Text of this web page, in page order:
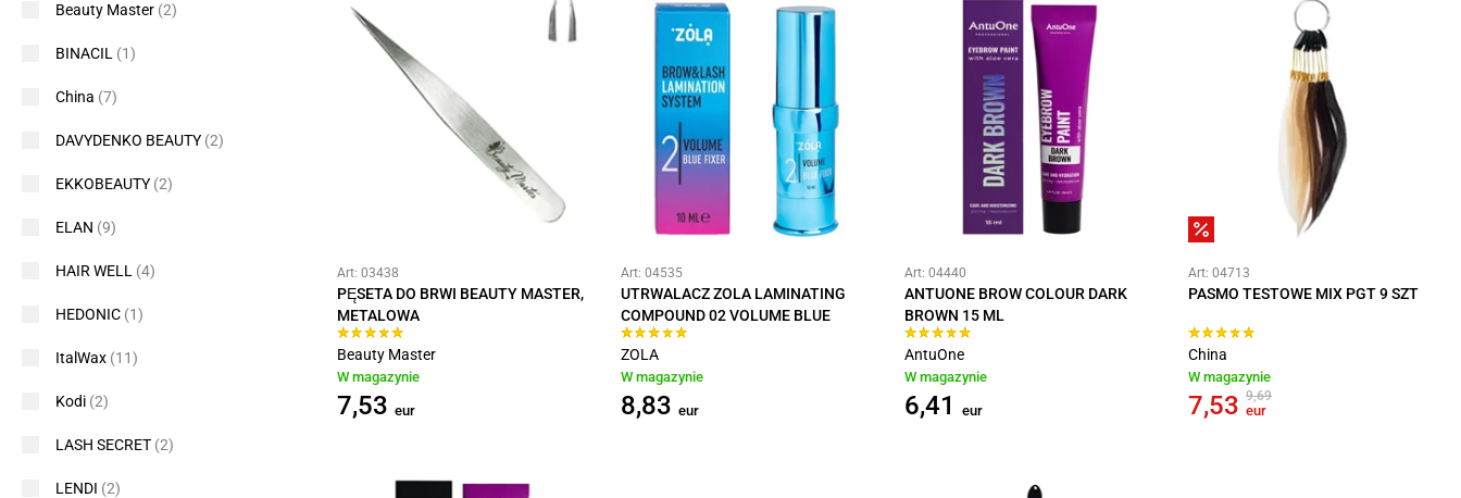
Art: 03438
PĘSETA DO BRWI BEAUTY MASTER,
METALOWA
Beauty Master
W magazynie
7,53 eur
Art: 04535
UTRWALACZ ZOLA LAMINATING
COMPOUND 02 VOLUME BLUE
ZOLA
W magazynie
8,83 eur
Art: 04440
ANTUONE BROW COLOUR DARK
BROWN 15 ML
AntuOne
W magazynie
6,41 eur
Art: 04713
PASMO TESTOWE MIX PGT 9 SZT
China
W magazynie
7,53 9,69
eur
Beauty Master (2)
BINACIL (1)
China (7)
DAVYDENKO BEAUTY (2)
EKKOBEAUTY (2)
ELAN (9)
HAIR WELL (4)
HEDONIC (1)
ItalWax (11)
Kodi (2)
LASH SECRET (2)
LENDI (2)